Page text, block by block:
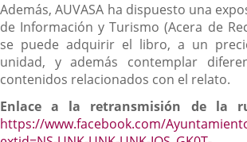
Además, AUVASA ha dispuesto una
de Información y Turismo (Acera de
se puede adquirir el libro, a un
unidad, y además contemplar
contenidos relacionados con el relato.
Enlace a la retransmisión de la
https://www.facebook.com/